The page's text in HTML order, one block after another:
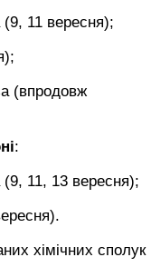
11 вересня);
(впродовж
:
11, 13 вересня);
хімічних сполук